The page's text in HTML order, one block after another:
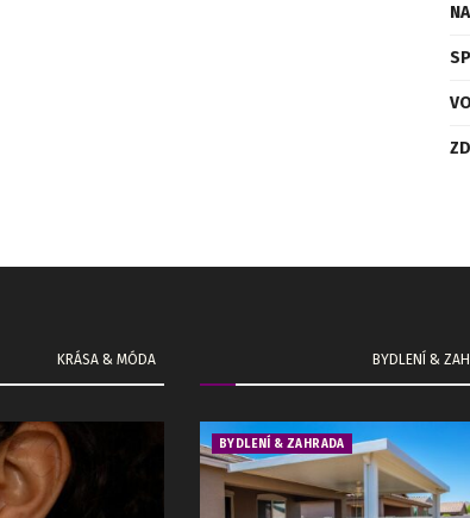
KRÁSA & MÓDA BYDLENÍ &
BYDLENÍ & ZAHRADA